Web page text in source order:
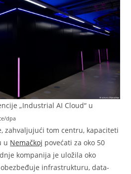
„Industrial AI Cloud“ u
dpa
zahvaljujući tom centru, kapaciteti
u Nemačkoj povećati za oko 50
kompanija je uložila oko
infrastrukturu, data-